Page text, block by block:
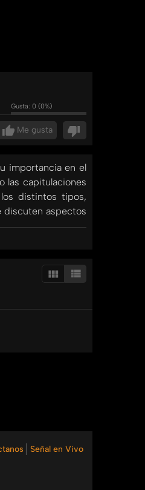
Gusta: 0 (0%)
Me gusta
importancia en el
las capitulaciones
distintos tipos,
discuten aspectos
a la Escuela de
Señal en Vivo